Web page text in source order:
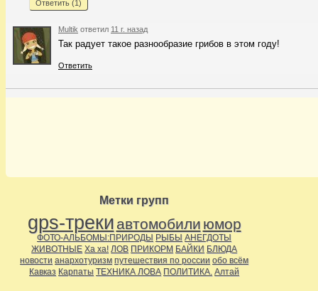
Ответить (1)
Multik ответил 11 г. назад
Так радует такое разнообразие грибов в этом году!
Ответить
Метки групп
gps-треки автомобили юмор
ФОТО-АЛЬБОМЫ:ПРИРОДЫ РЫБЫ АНЕГДОТЫ
ЖИВОТНЫЕ Ха ха! ЛОВ ПРИКОРМ БАЙКИ БЛЮДА
новости анархотуризм путешествия по россии обо всём
Кавказ Карпаты ТЕХНИКА ЛОВА ПОЛИТИКА. Алтай